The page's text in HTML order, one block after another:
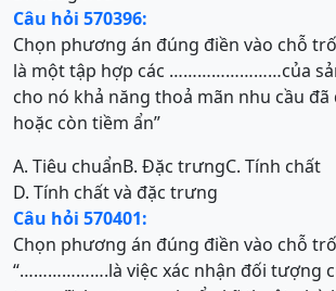
Câu hỏi 570396:
Chọn phương án đúng điền vào chỗ
là một tập hợp các ……………………của
cho nó khả năng thoả mãn nhu cầu đã
hoặc còn tiềm ẩn”
A. Tiêu chuẩnB. Đặc trưngC. Tính chất
D. Tính chất và đặc trưng
Câu hỏi 570401:
Chọn phương án đúng điền vào chỗ
“……………….là việc xác nhận đối tượng